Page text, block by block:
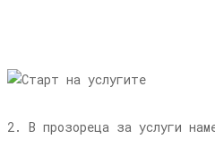
2. В прозореца за услуги